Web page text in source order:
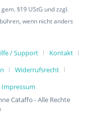
§19 UStG und zzgl.
wenn nicht anders
/ Support
Kontakt
Widerrufsrecht
Impressum
Cataffo - Alle Rechte